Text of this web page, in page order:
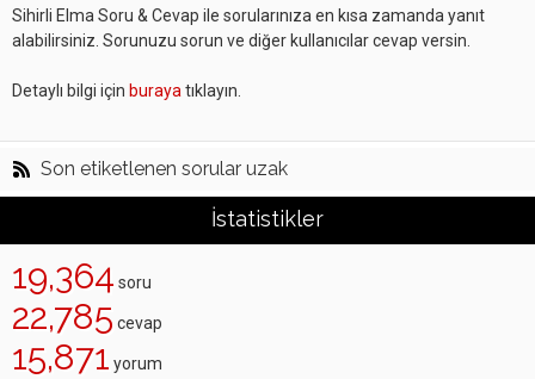
Sihirli Elma Soru & Cevap ile sorularınıza en kısa zamanda yanıt
alabilirsiniz. Sorunuzu sorun ve diğer kullanıcılar cevap versin.
Detaylı bilgi için buraya tıklayın.
Son etiketlenen sorular uzak
İstatistikler
19,364 soru
22,785 cevap
15,871 yorum